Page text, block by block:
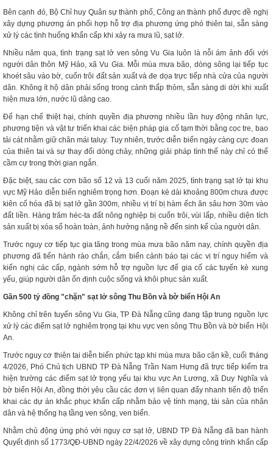
Bên cạnh đó, Bộ Chỉ huy Quân sự thành phố, Công an thành phố được đề nghị
xây dựng phương án phối hợp hỗ trợ địa phương ứng phó thiên tai, sẵn sàng
xử lý các tình huống khẩn cấp khi xảy ra mưa lũ, sạt lở.
Nhiều năm qua, tình trạng sạt lở ven sông Vu Gia luôn là nỗi ám ảnh đối với
người dân thôn Mỹ Hảo, xã Vu Gia. Mỗi mùa mưa bão, dòng sông lại tiếp tục
khoét sâu vào bờ, cuốn trôi đất sản xuất và đe dọa trực tiếp nhà cửa của người
dân. Không ít hộ dân phải sống trong cảnh thấp thỏm, sẵn sàng di dời khi xuất
hiện mưa lớn, nước lũ dâng cao.
Để hạn chế thiệt hại, chính quyền địa phương nhiều lần huy động nhân lực,
phương tiện và vật tư triển khai các biện pháp gia cố tạm thời bằng cọc tre, bao
tải cát nhằm giữ chân mái taluy. Tuy nhiên, trước diễn biến ngày càng cực đoan
của thiên tai và sự thay đổi dòng chảy, những giải pháp tình thế này chỉ có thể
cầm cự trong thời gian ngắn.
Đặc biệt, sau các cơn bão số 12 và 13 cuối năm 2025, tình trạng sạt lở tại khu
vực Mỹ Hảo diễn biến nghiêm trọng hơn. Đoạn kè dài khoảng 800m chưa được
kiên cố hóa đã bị sạt lở gần 300m, nhiều vị trí bị hàm ếch ăn sâu hơn 30m vào
đất liền. Hàng trăm héc-ta đất nông nghiệp bị cuốn trôi, vùi lấp, nhiều diện tích
sản xuất bị xóa sổ hoàn toàn, ảnh hưởng nặng nề đến sinh kế của người dân.
Trước nguy cơ tiếp tục gia tăng trong mùa mưa bão năm nay, chính quyền địa
phương đã tiến hành rào chắn, cắm biển cảnh báo tại các vị trí nguy hiểm và
kiến nghị các cấp, ngành sớm hỗ trợ nguồn lực để gia cố các tuyến kè xung
yếu, giúp người dân ổn định cuộc sống và khôi phục sản xuất.
Gần 500 tỷ đồng "chặn" sạt lở sông Thu Bồn và bờ biển Hội An
Không chỉ trên tuyến sông Vu Gia, TP Đà Nẵng cũng đang tập trung nguồn lực
xử lý các điểm sạt lở nghiêm trọng tại khu vực ven sông Thu Bồn và bờ biển Hội
An.
Trước nguy cơ thiên tai diễn biến phức tạp khi mùa mưa bão cận kề, cuối tháng
4/2026, Phó Chủ tịch UBND TP Đà Nẵng Trần Nam Hưng đã trực tiếp kiểm tra
hiện trường các điểm sạt lở trọng yếu tại khu vực An Lương, xã Duy Nghĩa và
bờ biển Hội An, đồng thời yêu cầu các đơn vị liên quan đẩy nhanh tiến độ triển
khai các dự án khắc phục khẩn cấp nhằm bảo vệ tính mạng, tài sản của nhân
dân và hệ thống hạ tầng ven sông, ven biển.
Nhằm chủ động ứng phó với nguy cơ sạt lở, UBND TP Đà Nẵng đã ban hành
Quyết định số 1773/QĐ-UBND ngày 22/4/2026 về xây dựng công trình khẩn cấp